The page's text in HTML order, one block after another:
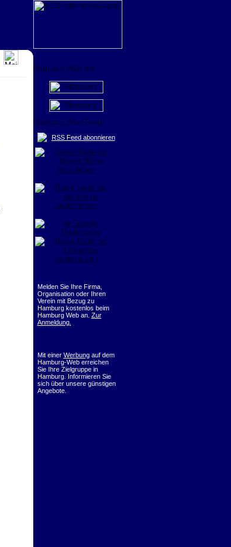
RSS Feed abonnieren
Melden Sie Ihre Firma,
Organisation oder Ihren
Verein mit Bezug zu
Hamburg kostenlos beim
Hamburg Web an. Zur
Anmeldung.
Mit einer Werbungauf dem
Hamburg-Web erreichen
Sie Ihre Zielgruppe in
Hamburg. Informieren Sie
sich über unsere günstigen
Angebote.